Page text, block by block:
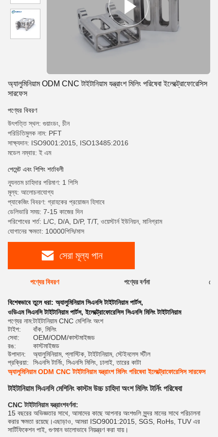
অ্যালুমিনিয়াম ODM CNC টাইটানিয়াম যন্ত্রাংশ মিলিং পরিষেবা ইলেক্ট্রোফোরেসিস
সারফেস
পণ্যের বিবরণ
উৎপত্তি স্থল: গুয়াংডং, চীন
পরিচিতিমুলক নাম: PFT
সাক্ষ্যদান: ISO9001:2015, ISO13485:2016
মডেল নম্বার: ই এম
পেমেন্ট এবং শিপিং শর্তাবলী
ন্যূনতম চাহিদার পরিমাণ: 1 পিসি
মূল্য: আলোচনাযোগ্য
প্যাকেজিং বিবরণ: গ্রাহকের প্রয়োজন হিসাবে
ডেলিভারি সময়: 7-15 কাজের দিন
পরিশোধের শর্ত: L/C, D/A, D/P, T/T, ওয়েস্টার্ন ইউনিয়ন, মানিগ্রাম
যোগানের ক্ষমতা: 10000পিসি/মাস
সেরা মূল্য পান
পণ্যের বিবরণ পণ্যের বর্ণনা
বিশেষভাবে তুলে ধরা: অ্যালুমিনিয়াম সিএনসি টাইটানিয়াম পার্টস,
ওডিএম সিএনসি টাইটানিয়াম পার্টস,ইলেক্ট্রোফোরেসিস সিএনসি মিলিং টাইটানিয়াম
পণ্যের নাম:টাইটানিয়াম CNC মেশিনিং অংশ
টাইপ:
বাঁক, মিলিং
সেবা:
OEM/ODM/কাস্টমাইজড
রঙ:
কাস্টমাইজড
উপাদান:
অ্যালুমিনিয়াম, প্লাস্টিক, টাইটানিয়াম, স্টেইনলেস স্টীল
প্রক্রিয়া:
সিএনসি টার্নিং, সিএনসি মিলিং, ঢালাই, তারের কাটা
অ্যালুমিনিয়াম ODM CNC টাইটানিয়াম যন্ত্রাংশ মিলিং পরিষেবা ইলেক্ট্রোফোরেসিস সারফেস
টাইটানিয়াম সিএনসি মেশিনিং কাস্টম উচ্চ চাহিদা অংশ মিলিং টার্নিং পরিষেবা
CNC টাইটানিয়াম যন্ত্রাংশবর্ণনা:
15 বছরের অভিজ্ঞতার সাথে, আমাদের কাছে আপনার অংশগুলি সুন্দর মানের সাথে পরিচালনা
করার ক্ষমতা রয়েছে।এছাড়াও, আমরা ISO9001:2015, SGS, RoHs, TUV এর
সার্টিফিকেশন পাই, গুণমান ভালোভাবে নিয়ন্ত্রণ করা যায়।